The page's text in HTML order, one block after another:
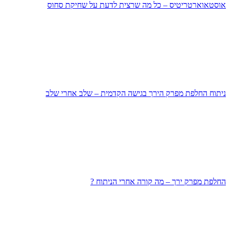
אוסטאוארטריטיס – כל מה שרצית לדעת על שחיקת סחוס
ניתוח החלפת מפרק הירך בגישה הקדמית – שלב אחרי שלב
החלפת מפרק ירך – מה קורה אחרי הניתוח ?